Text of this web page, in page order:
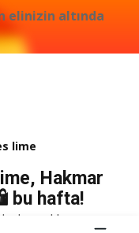
elinizin altında
lime
Hakmar
bu hafta!